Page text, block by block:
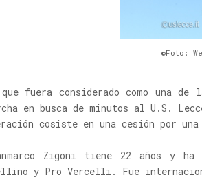
©Foto:
fuera considerado como una de
en busca de minutos al U.S.
cosiste en una cesión por una
Zigoni tiene 22 años y
y Pro Vercelli. Fue